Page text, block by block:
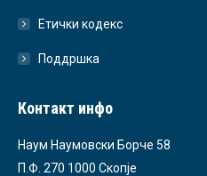
Етички кодекс
Поддршка
Контакт инфо
Наум Наумовски Борче 58
П.Ф. 270 1000 Скопје